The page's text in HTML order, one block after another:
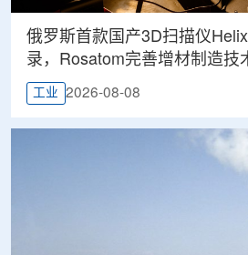
俄罗斯首款国产3D扫描仪
录，Rosatom完善增材制造技
工业 2026-08-08